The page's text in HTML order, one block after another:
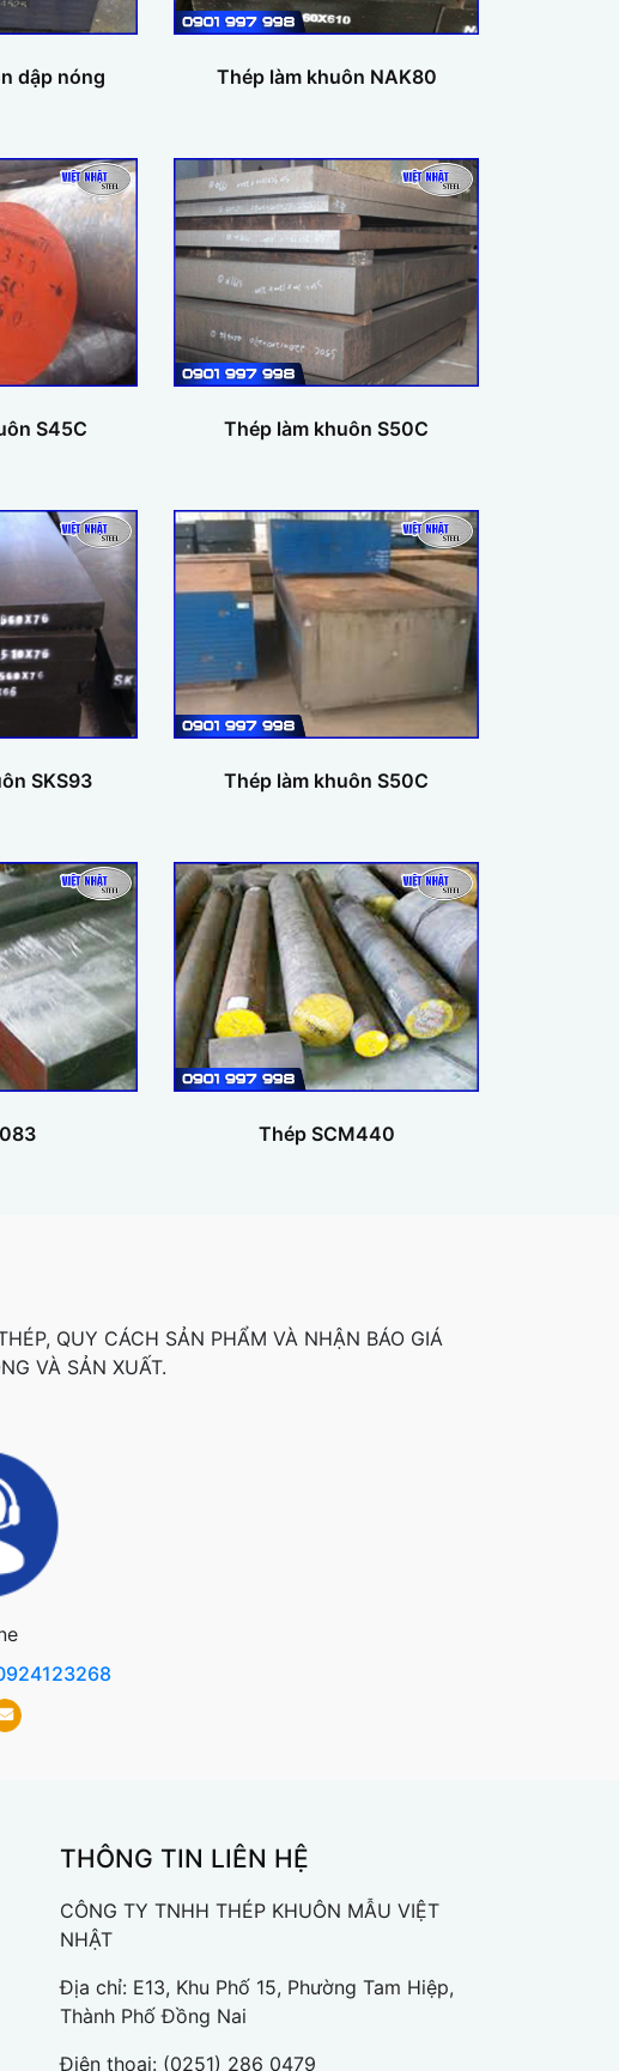
dập nóng Thép làm khuôn NAK80
S45C Thép làm khuôn S50C
SKS93 Thép làm khuôn S50C
Thép SCM440
QUY CÁCH SẢN PHẨM VÀ NHẬN BÁO GIÁ
VÀ SẢN XUẤT.
THÔNG TIN LIÊN HỆ
CÔNG TY TNHH THÉP KHUÔN MẪU VIỆT
NHẬT
Địa chỉ: E13, Khu Phố 15, Phường Tam Hiệp,
Thành Phố Đồng Nai
Điện thoại: (0251) 286 0479